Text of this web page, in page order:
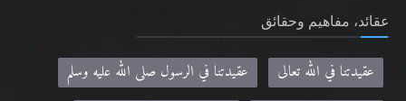
عقائد، مفاهيم وحقائق
عقيدتنا في الله تعالى
عقيدتنا في الرسول صلى الله عليه وسلم